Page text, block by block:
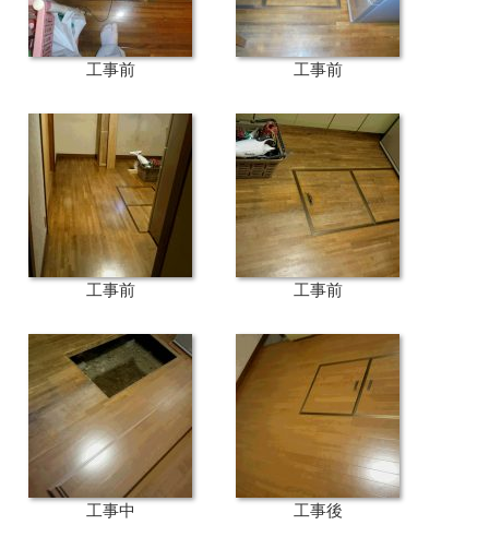
工事前 工事前
工事前 工事前
工事中 工事後